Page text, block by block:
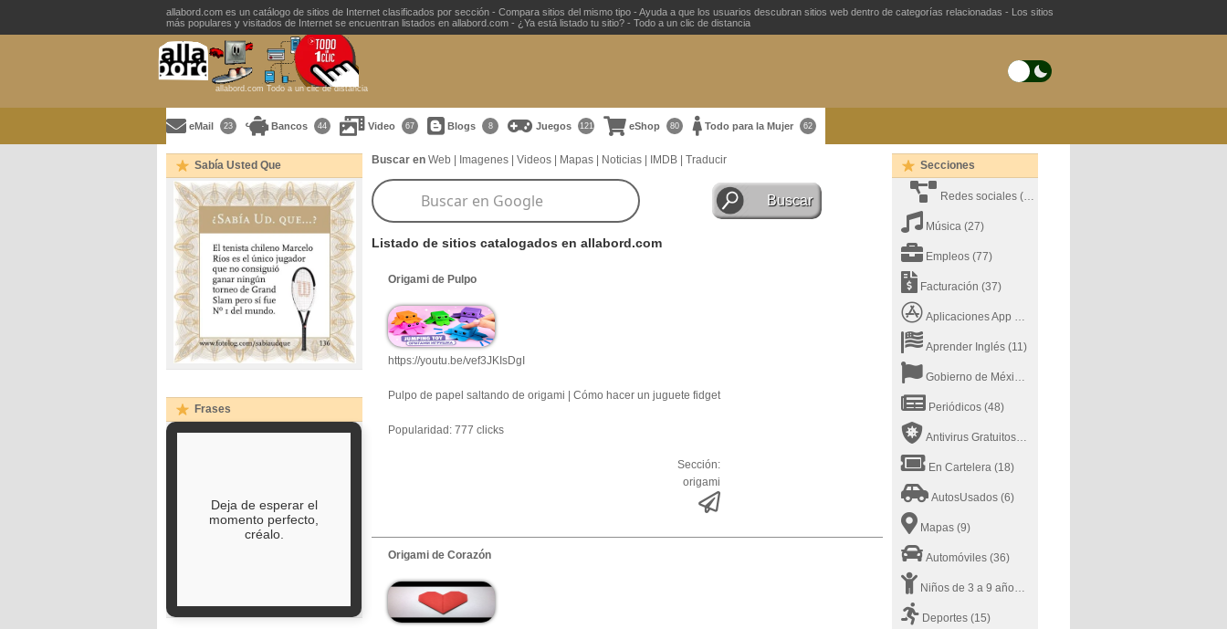
allabord.com es un catálogo de sitios de Internet clasificados por sección - Compara sitios del mismo tipo - Ayuda a que los usuarios descubran sitios web dentro de categorías relacionadas - Los sitios
más populares y visitados de Internet se encuentran listados en allabord.com - ¿Ya está listado tu sitio? - Todo a un clic de distancia
allabord.com Todo a un clic de distancia
eMail 23 Bancos 44 Video 67 Blogs 8 Juegos 121 eShop 80 Todo para la Mujer 62
Secciones
Redes sociales (26)
Música (27)
Empleos (77)
Facturación (37)
Aplicaciones App Store
Aprender Inglés (11)
Gobierno de México
Periódicos (48)
Antivirus Gratuitos(19)
En Cartelera (18)
AutosUsados (6)
Mapas (9)
Automóviles (36)
Niños de 3 a 9 años (17)
Deportes (15)
Buscar en Web Imagenes Videos Mapas Noticias IMDB Traducir
Listado de sitios catalogados en allabord.com
Origami de Pulpo
https://youtu.be/vef3JKIsDgI
Pulpo de papel saltando de origami | Cómo hacer un juguete fidget
Popularidad: 777 clicks
Sección:
origami
Origami de Corazón
Sabía Usted Que
Frases
Deja de esperar el
momento perfecto,
créalo.